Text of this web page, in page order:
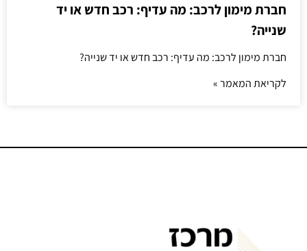
חברת מימון לרכב: מה עדיף: רכב חדש או יד
שנייה?
חברת מימון לרכב: מה עדיף: רכב חדש או יד שנייה?
לקריאת המאמר »